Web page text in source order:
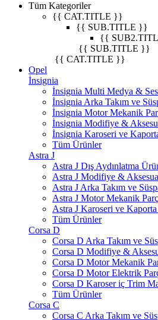
Tüm Kategoriler
{{ CAT.TITLE }}
{{ SUB.TITLE }}
{{
{{ SUB.TITLE }}
{{ CAT.TITLE }}
Opel
İnsignia
İnsignia Multi Medya &
İnsignia Arka Takım ve
İnsignia Motor Mekanik
İnsignia Modifiye &
İnsignia Karoseri ve
Tüm Ürünler
Astra J
Astra J Dış Aydınlatma
Astra J Modifiye &
Astra J Arka Takım ve
Astra J Motor Mekanik
Astra J Karoseri ve
Tüm Ürünler
Corsa D
Corsa D Arka Takım ve
Corsa D Modifiye &
Corsa D Motor Mekanik
Corsa D Motor Elektrik
Corsa D Karoser iç Trim
Tüm Ürünler
Corsa C
Corsa C Arka Takım ve